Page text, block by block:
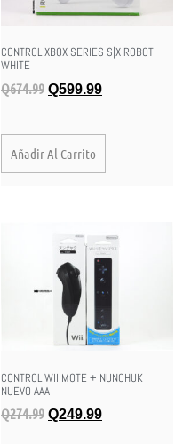
CONTROL XBOX SERIES S|X ROBOT
WHITE
Q674.99 Q599.99
Añadir Al Carrito
CONTROL WII MOTE + NUNCHUK
NUEVO AAA
Q274.99 Q249.99